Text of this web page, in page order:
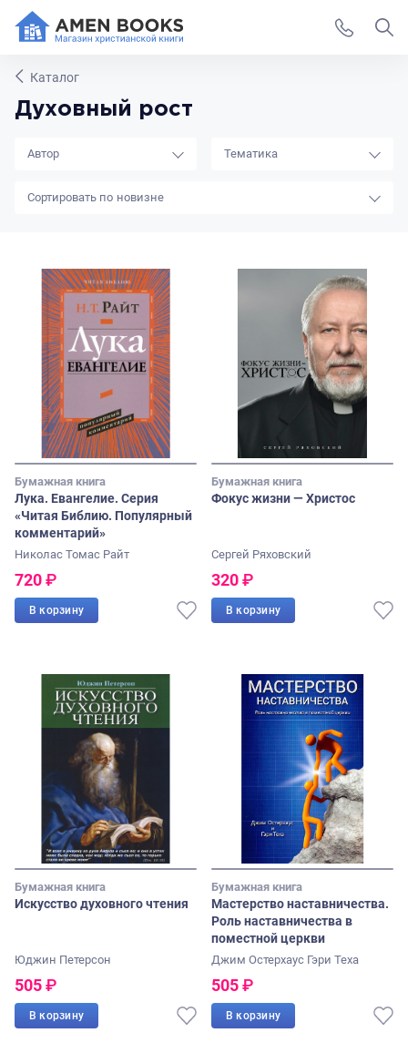
Каталог
Духовный рост
Автор Тематика
новизне
Бумажная книга
Лука. Евангелие. Серия
«Читая Библию. Популярный
комментарий»
Николас Томас Райт
720₽
В корзину
Бумажная книга
Фокус жизни — Христос
Сергей Ряховский
320₽
В корзину
Бумажная книга
Искусство духовного чтения
Юджин Петерсон
505₽
В корзину
Бумажная книга
Мастерство наставничества.
Роль наставничества в
поместной церкви
Джим Остерхаус Гэри Теха
505₽
В корзину